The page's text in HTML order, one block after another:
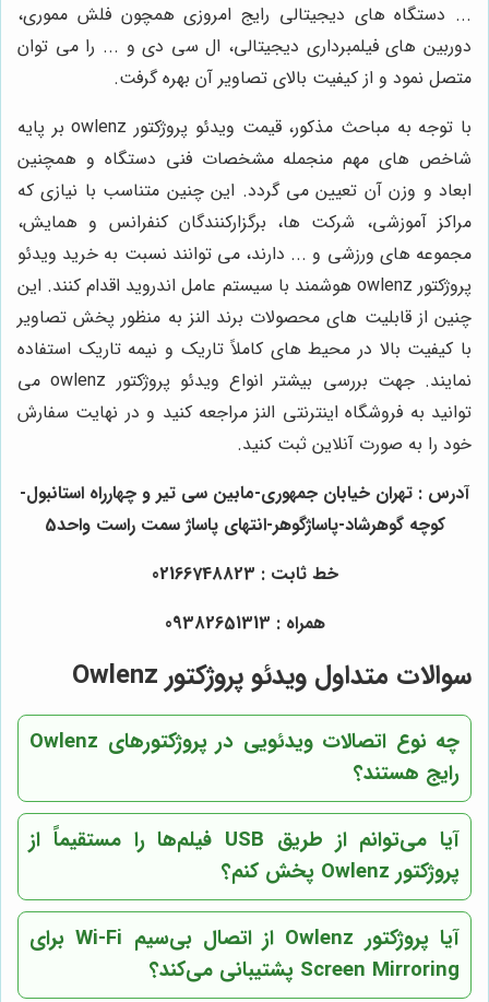
... دستگاه های دیجیتالی رایج امروزی همچون فلش مموری،
دوربین های فیلمبرداری دیجیتالی، ال سی دی و ... را می توان
متصل نمود و از کیفیت بالای تصاویر آن بهره گرفت.
با توجه به مباحث مذکور، قیمت ویدئو پروژکتور owlenz بر پایه
شاخص های مهم منجمله مشخصات فنی دستگاه و همچنین
ابعاد و وزن آن تعیین می گردد. این چنین متناسب با نیازی که
مراکز آموزشی، شرکت ها، برگزارکنندگان کنفرانس و همایش،
مجموعه های ورزشی و ... دارند، می توانند نسبت به خرید ویدئو
پروژکتور owlenz هوشمند با سیستم عامل اندروید اقدام کنند. این
چنین از قابلیت های محصولات برند النز به منظور پخش تصاویر
با کیفیت بالا در محیط های کاملاً تاریک و نیمه تاریک استفاده
نمایند. جهت بررسی بیشتر انواع ویدئو پروژکتور owlenz می
توانید به فروشگاه اینترنتی النز مراجعه کنید و در نهایت سفارش
خود را به صورت آنلاین ثبت کنید.
آدرس : تهران خیابان جمهوری-مابین سی تیر و چهارراه استانبول-
کوچه گوهرشاد-پاساژگوهر-انتهای پاساژ سمت راست واحد5
خط ثابت : 02166748823
همراه : 09382651313
سوالات متداول ویدئو پروژکتور Owlenz
چه نوع اتصالات ویدئویی در پروژکتورهای Owlenz
رایج هستند؟
آیا می‌توانم از طریق USB فیلم‌ها را مستقیماً از
پروژکتور Owlenz پخش کنم؟
آیا پروژکتور Owlenz از اتصال بی‌سیم Wi-Fi برای
Screen Mirroring پشتیبانی می‌کند؟